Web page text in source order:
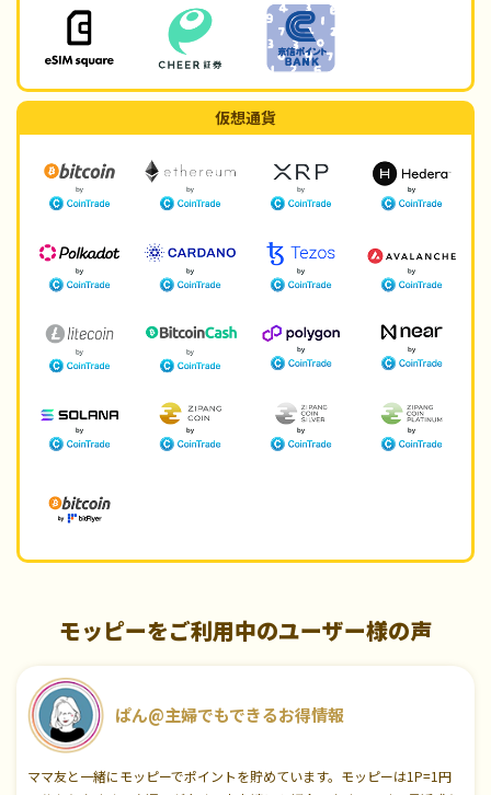
仮想通貨
モッピーをご利用中のユーザー様の声
ぱん@主婦でもできるお得情報
ママ友と一緒にモッピーでポイントを貯めています。モッピーは1P=1円